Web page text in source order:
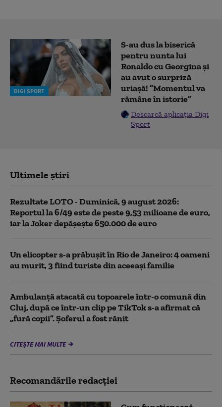
DIGI SPORT
S-au dus la biserică
pentru nunta lui
Ronaldo cu Georgina și
au avut o surpriză
uriașă! ”Momentul va
rămâne în istorie”
Descarcă aplicația Digi
Sport
Ultimele știri
Rezultate LOTO - Duminică, 9 august 2026:
Reportul la 6/49 este de peste 9,53 milioane de euro,
iar la Joker depășește 650.000 de euro
Un elicopter s-a prăbușit în Rio de Janeiro: 4 oameni
au murit, 3 fiind turiste din aceeaşi familie
Ambulanţă atacată cu topoarele într-o comună din
Cluj, după ce într-un clip pe TikTok s-a afirmat că
„fură copii”. Șoferul a fost rănit
CITEȘTE MAI MULTE
Recomandările redacţiei